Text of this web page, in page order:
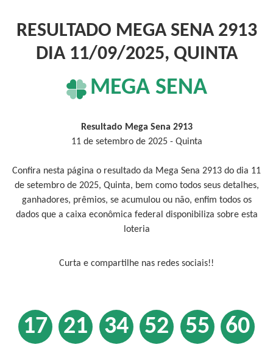
RESULTADO MEGA SENA 2913
DIA 11/09/2025, QUINTA
MEGA SENA
Resultado Mega Sena 2913
11 de setembro de 2025 - Quinta
Confira nesta página o resultado da Mega Sena 2913 do dia 11
de setembro de 2025, Quinta, bem como todos seus detalhes,
ganhadores, prêmios, se acumulou ou não, enfim todos os
dados que a caixa econômica federal disponibiliza sobre esta
loteria
Curta e compartilhe nas redes sociais!!
17 21 34 52 55 60